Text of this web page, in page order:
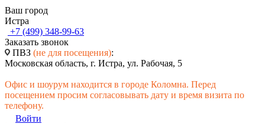
Ваш город
Истра
+7 (499) 348-99-63
Заказать звонок
ПВЗ (не для посещения):
Московская область, г. Истра, ул. Рабочая, 5
Офис и шоурум находится в городе Коломна. Перед
посещением просим согласовывать дату и время визита по
телефону.
Войти